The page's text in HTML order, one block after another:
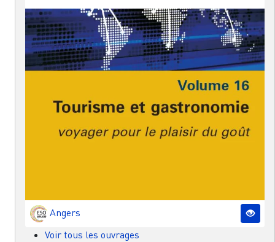
Angers
Voir tous les ouvrages